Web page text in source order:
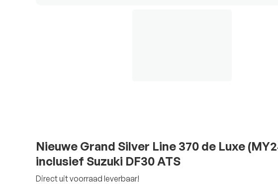
Nieuwe Grand Silver Line 370 de Luxe
inclusief Suzuki DF30 ATS
Direct uit voorraad leverbaar!